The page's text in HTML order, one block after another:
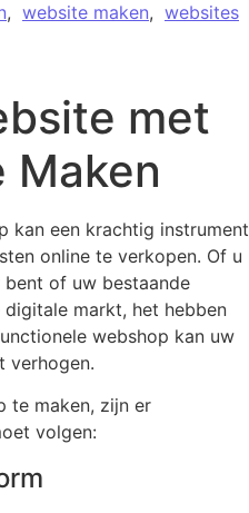
, website maken, websites
met
Maken
kan een krachtig instrument
online te verkopen. Of u
bent of uw bestaande
markt, het hebben
webshop kan uw
verhogen.
te maken, zijn er
volgen: